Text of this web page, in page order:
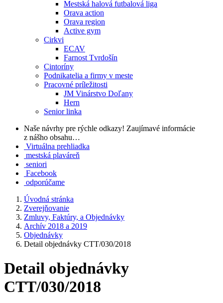
Mestská halová futbalová liga
Orava action
Orava region
Active gym
Cirkvi
ECAV
Farnost Tvrdošín
Cintoríny
Podnikatelia a firmy v meste
Pracovné príležitosti
JM Vinárstvo Doľany
Hern
Senior linka
Naše návrhy pre rýchle odkazy! Zaujímavé informácie
z nášho obsahu…
Virtuálna prehliadka
mestská plaváreň
seniori
Facebook
odporúčame
Úvodná stránka
Zverejňovanie
Zmluvy, Faktúry, a Objednávky
Archív 2018 a 2019
Objednávky
Detail objednávky CTT/030/2018
Detail objednávky
CTT/030/2018